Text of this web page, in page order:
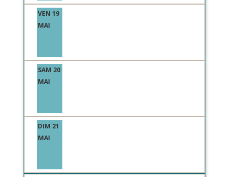
VEN 19
MAI
SAM 20
MAI
DIM 21
MAI